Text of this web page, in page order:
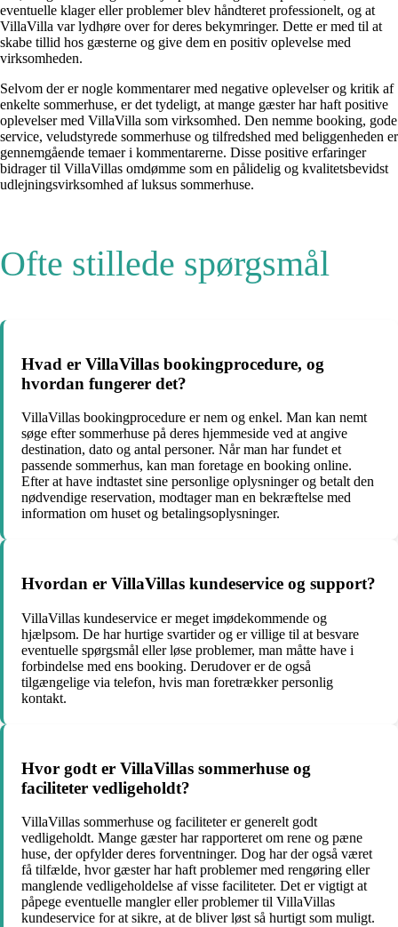
eventuelle klager eller problemer blev håndteret professionelt, og at
VillaVilla var lydhøre over for deres bekymringer. Dette er med til at
skabe tillid hos gæsterne og give dem en positiv oplevelse med
virksomheden.
Selvom der er nogle kommentarer med negative oplevelser og kritik af
enkelte sommerhuse, er det tydeligt, at mange gæster har haft positive
oplevelser med VillaVilla som virksomhed. Den nemme booking, gode
service, veludstyrede sommerhuse og tilfredshed med beliggenheden er
gennemgående temaer i kommentarerne. Disse positive erfaringer
bidrager til VillaVillas omdømme som en pålidelig og kvalitetsbevidst
udlejningsvirksomhed af luksus sommerhuse.
Ofte stillede spørgsmål
Hvad er VillaVillas bookingprocedure, og
hvordan fungerer det?
VillaVillas bookingprocedure er nem og enkel. Man kan nemt
søge efter sommerhuse på deres hjemmeside ved at angive
destination, dato og antal personer. Når man har fundet et
passende sommerhus, kan man foretage en booking online.
Efter at have indtastet sine personlige oplysninger og betalt den
nødvendige reservation, modtager man en bekræftelse med
information om huset og betalingsoplysninger.
Hvordan er VillaVillas kundeservice og support?
VillaVillas kundeservice er meget imødekommende og
hjælpsom. De har hurtige svartider og er villige til at besvare
eventuelle spørgsmål eller løse problemer, man måtte have i
forbindelse med ens booking. Derudover er de også
tilgængelige via telefon, hvis man foretrækker personlig
kontakt.
Hvor godt er VillaVillas sommerhuse og
faciliteter vedligeholdt?
VillaVillas sommerhuse og faciliteter er generelt godt
vedligeholdt. Mange gæster har rapporteret om rene og pæne
huse, der opfylder deres forventninger. Dog har der også været
få tilfælde, hvor gæster har haft problemer med rengøring eller
manglende vedligeholdelse af visse faciliteter. Det er vigtigt at
påpege eventuelle mangler eller problemer til VillaVillas
kundeservice for at sikre, at de bliver løst så hurtigt som muligt.